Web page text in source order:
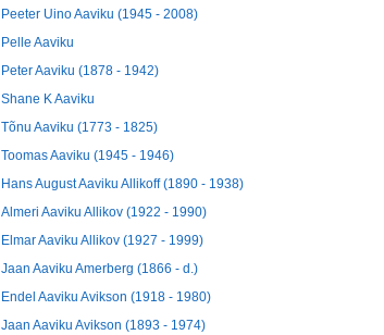
Peeter Uino Aaviku (1945 - 2008)
Pelle Aaviku
Peter Aaviku (1878 - 1942)
Shane K Aaviku
Tõnu Aaviku (1773 - 1825)
Toomas Aaviku (1945 - 1946)
Hans August Aaviku Allikoff (1890 - 1938)
Almeri Aaviku Allikov (1922 - 1990)
Elmar Aaviku Allikov (1927 - 1999)
Jaan Aaviku Amerberg (1866 - d.)
Endel Aaviku Avikson (1918 - 1980)
Jaan Aaviku Avikson (1893 - 1974)